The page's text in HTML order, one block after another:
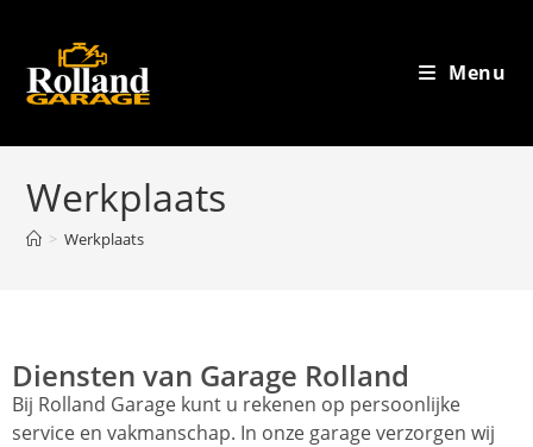
Menu
Werkplaats
> Werkplaats
Diensten van Garage Rolland
Bij Rolland Garage kunt u rekenen op persoonlijke
service en vakmanschap. In onze garage verzorgen wij